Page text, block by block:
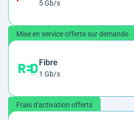
5 Gb/s
Mise en service offerte sur demande
Fibre
1 Gb/s
Frais d'activation offerts